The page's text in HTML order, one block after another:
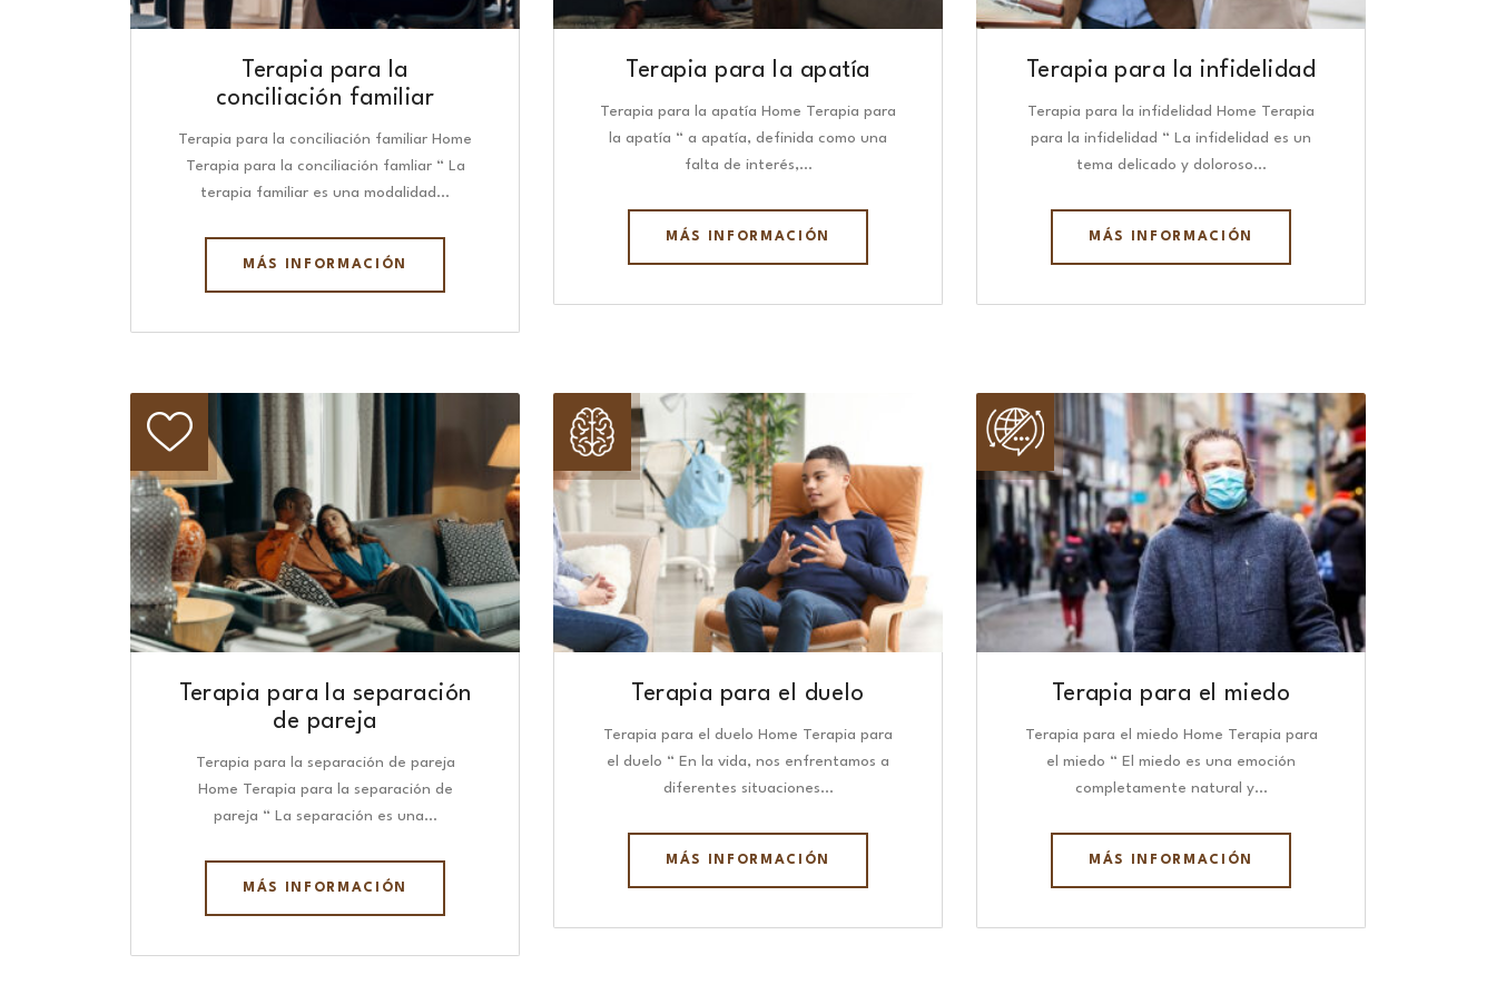
Terapia para la
conciliación familiar
Terapia para la conciliación familiar Home
Terapia para la conciliación famliar “ La
terapia familiar es una modalidad…
MÁS INFORMACIÓN
Terapia para la apatía
Terapia para la apatía Home Terapia para
la apatía “ a apatía, definida como una
falta de interés,…
MÁS INFORMACIÓN
Terapia para la infidelidad
Terapia para la infidelidad Home Terapia
para la infidelidad “ La infidelidad es un
tema delicado y doloroso…
MÁS INFORMACIÓN
Terapia para la separación
de pareja
Terapia para la separación de pareja
Home Terapia para la separación de
pareja “ La separación es una…
MÁS INFORMACIÓN
Terapia para el duelo
Terapia para el duelo Home Terapia para
el duelo “ En la vida, nos enfrentamos a
diferentes situaciones…
MÁS INFORMACIÓN
Terapia para el miedo
Terapia para el miedo Home Terapia para
el miedo “ El miedo es una emoción
completamente natural y…
MÁS INFORMACIÓN